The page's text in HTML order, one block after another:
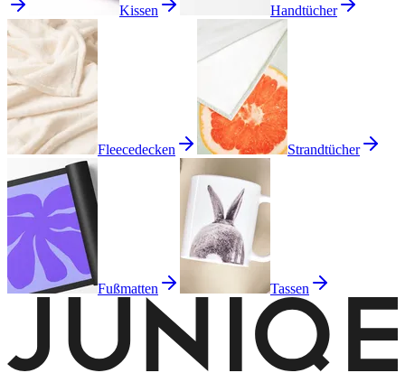
Kissen Handtücher
Fleecedecken Strandtücher
Fußmatten Tassen